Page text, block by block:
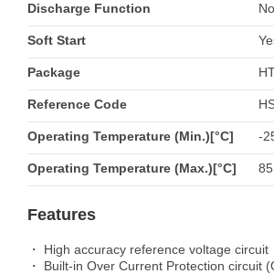
Discharge Function No
Soft Start
Package
Reference Code
Operating Temperature (Min.)[°C] -
Operating Temperature (Max.)[°C] 85
Features
・ High accuracy reference voltage circuit
・ Built-in Over Current Protection circuit